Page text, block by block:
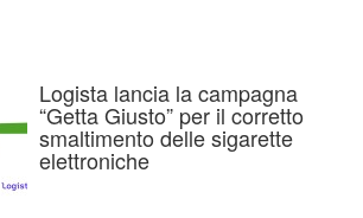
Logista lancia la campagna
“Getta Giusto” per il corretto
smaltimento delle sigarette
elettroniche